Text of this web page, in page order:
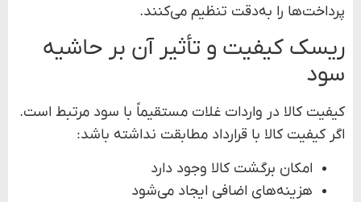
پرداخت‌ها را به‌دقت تنظیم می‌کنند.
ریسک کیفیت و تأثیر آن بر حاشیه
سود
کیفیت کالا در واردات غلات مستقیماً با سود مرتبط است.
اگر کیفیت کالا با قرارداد مطابقت نداشته باشد:
امکان برگشت کالا وجود دارد
هزینه‌های اضافی ایجاد می‌شود